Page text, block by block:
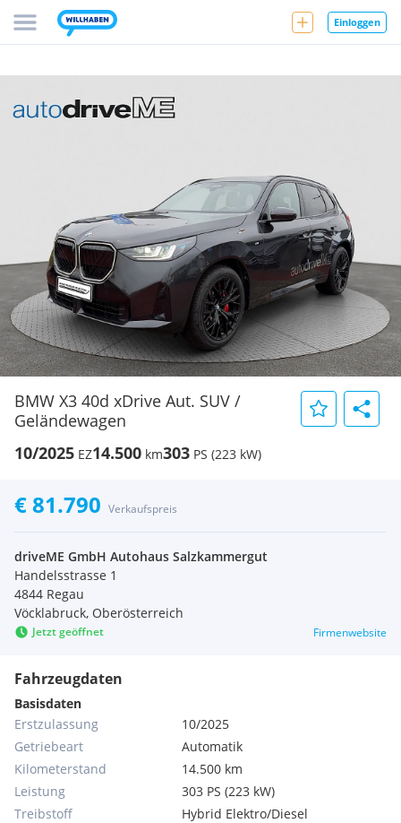
Einloggen
BMW X3 40d xDrive Aut. SUV /
Geländewagen
10/2025 EZ14.500 km303 PS (223 kW)
€ 81.790 Verkaufspreis
driveME GmbH Autohaus Salzkammergut
Handelsstrasse 1
4844 Regau
Vöcklabruck, Oberösterreich
Jetzt geöffnet Firmenwebsite
Fahrzeugdaten
Basisdaten
Erstzulassung
10/2025
Getriebeart
Automatik
Kilometerstand
14.500 km
Leistung
303 PS (223 kW)
Treibstoff
Hybrid Elektro/Diesel